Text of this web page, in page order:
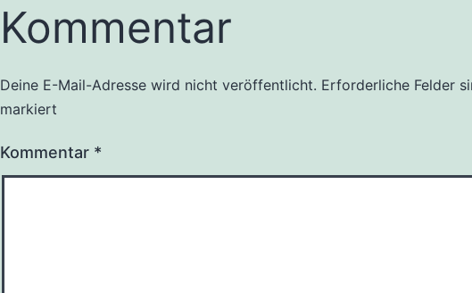
Kommentar
Deine E-Mail-Adresse wird nicht veröffentlicht. Erforderliche Felder
markiert
Kommentar *